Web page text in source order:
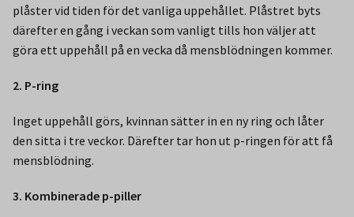
plåster vid tiden för det vanliga uppehållet. Plåstret byts
därefter en gång i veckan som vanligt tills hon väljer att
göra ett uppehåll på en vecka då mensblödningen kommer.
2. P-ring
Inget uppehåll görs, kvinnan sätter in en ny ring och låter
den sitta i tre veckor. Därefter tar hon ut p-ringen för att få
mensblödning.
3. Kombinerade p-piller